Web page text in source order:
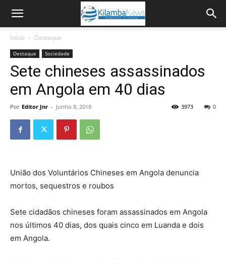
Início Destaque
Destaque Sociedade
Sete chineses assassinados
em Angola em 40 dias
Por Editor Jnr - Junho 8, 2018 0
3973
União dos Voluntários Chineses em Angola denuncia
mortos, sequestros e roubos
Sete cidadãos chineses foram assassinados em Angola
nos últimos 40 dias, dos quais cinco em Luanda e dois
em Angola.